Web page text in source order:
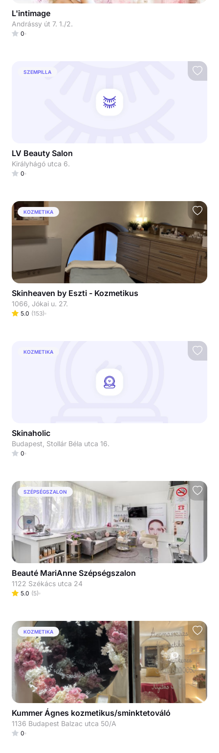
L'intimage
Andrássy út 7. 1./2.
0
SZEMPILLA
LV Beauty Salon
Királyhágó utca 6.
0
KOZMETIKA
Skinheaven by Eszti - Kozmetikus
1066, Jókai u. 27.
5.0 (153)
KOZMETIKA
Skinaholic
Budapest, Stollár Béla utca 16.
0
SZÉPSÉGSZALON
Beauté MariAnne Szépségszalon
1122 Székács utca 24
5.0 (5)
KOZMETIKA
Kummer Ágnes kozmetikus/sminktetováló
1136 Budapest Balzac utca 50/A
0